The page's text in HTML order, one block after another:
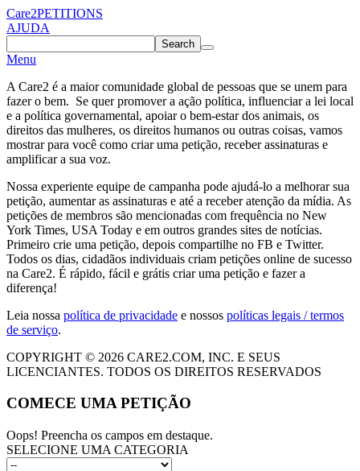
Care2PETITIONS
AJUDA
Search
Menu
A Care2 é a maior comunidade global de pessoas que se unem para
fazer o bem. Se quer promover a ação política, influenciar a lei local
e a política governamental, apoiar o bem-estar dos animais, os
direitos das mulheres, os direitos humanos ou outras coisas, vamos
mostrar para você como criar uma petição, receber assinaturas e
amplificar a sua voz.
Nossa experiente equipe de campanha pode ajudá-lo a melhorar sua
petição, aumentar as assinaturas e até a receber atenção da mídia. As
petições de membros são mencionadas com frequência no New
York Times, USA Today e em outros grandes sites de notícias.
Primeiro crie uma petição, depois compartilhe no FB e Twitter.
Todos os dias, cidadãos individuais criam petições online de sucesso
na Care2. É rápido, fácil e grátis criar uma petição e fazer a
diferença!
Leia nossa política de privacidade e nossos políticas legais / termos
de serviço.
COPYRIGHT © 2026 CARE2.COM, INC. E SEUS
LICENCIANTES. TODOS OS DIREITOS RESERVADOS
COMECE UMA PETIÇÃO
Oops! Preencha os campos em destaque.
SELECIONE UMA CATEGORIA